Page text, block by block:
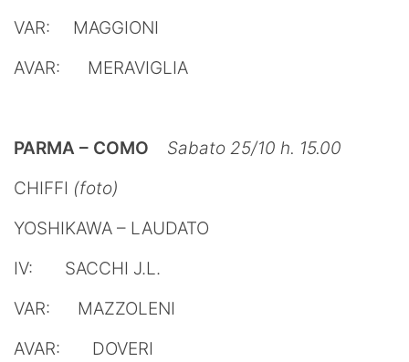
VAR: MAGGIONI
AVAR: MERAVIGLIA
PARMA – COMO Sabato 25/10 h. 15.00
CHIFFI (foto)
YOSHIKAWA – LAUDATO
IV: SACCHI J.L.
VAR: MAZZOLENI
AVAR: DOVERI